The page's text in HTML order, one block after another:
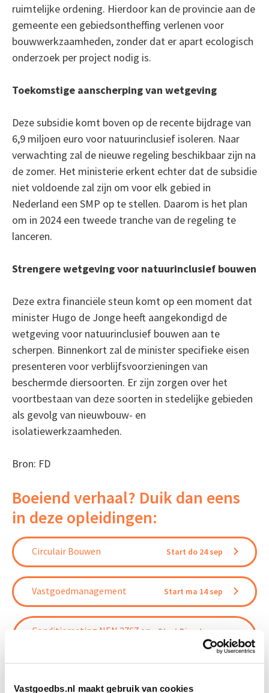
Vastgoedbs.nl maakt gebruik van cookies
ruimtelijke ordening. Hierdoor kan de provincie aan de
gemeente een gebiedsontheffing verlenen voor
bouwwerkzaamheden, zonder dat er apart ecologisch
onderzoek per project nodig is.
Toekomstige aanscherping van wetgeving
Deze subsidie komt boven op de recente bijdrage van
6,9 miljoen euro voor natuurinclusief isoleren. Naar
verwachting zal de nieuwe regeling beschikbaar zijn na
de zomer. Het ministerie erkent echter dat de subsidie
niet voldoende zal zijn om voor elk gebied in
Nederland een SMP op te stellen. Daarom is het plan
om in 2024 een tweede tranche van de regeling te
lanceren.
Strengere wetgeving voor natuurinclusief bouwen
Deze extra financiële steun komt op een moment dat
minister Hugo de Jonge heeft aangekondigd de
wetgeving voor natuurinclusief bouwen aan te
scherpen. Binnenkort zal de minister specifieke eisen
presenteren voor verblijfsvoorzieningen van
beschermde diersoorten. Er zijn zorgen over het
voortbestaan van deze soorten in stedelijke gebieden
als gevolg van nieuwbouw- en
isolatiewerkzaamheden.
Bron: FD
Boeiend verhaal? Duik dan eens
in deze opleidingen:
Circulair Bouwen Start do 24 sep
Vastgoedmanagement Start ma 14 sep
Conditiemeting NEN 2767 en
Start Direct